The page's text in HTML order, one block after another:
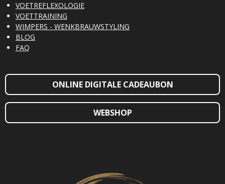
VOETREFLEXOLOGIE
VOETTRAINING
WIMPERS - WENKBRAUWSTYLING
BLOG
FAQ
ONLINE DIGITALE CADEAUBON
WEBSHOP